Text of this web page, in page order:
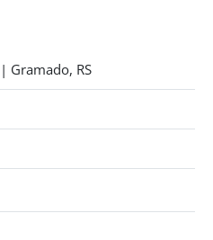
Gramado, RS